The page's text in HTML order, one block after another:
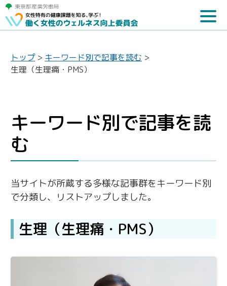
トップ > キーワード別で記事を読む >
生理（生理痛・PMS）
キーワード別で記事を読
む
当サイトが所蔵する多様な記事群をキーワード別
で分類し、リストアップしました。
生理（生理痛・PMS）